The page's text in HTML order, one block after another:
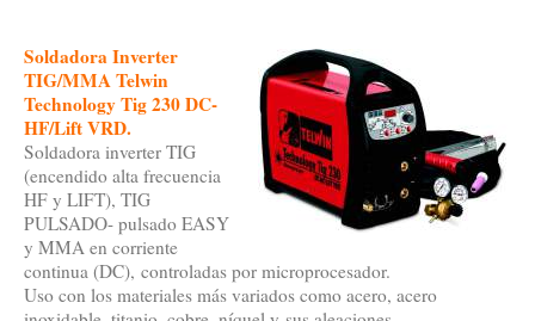
Soldadora Inverter
TIG/MMA Telwin
Technology Tig 230 DC-
HF/Lift VRD.
Soldadora inverter TIG
(encendido alta frecuencia
HF y LIFT), TIG
PULSADO- pulsado EASY
y MMA en corriente
continua (DC), controladas por microprocesador.
Uso con los materiales más variados como acero, acero